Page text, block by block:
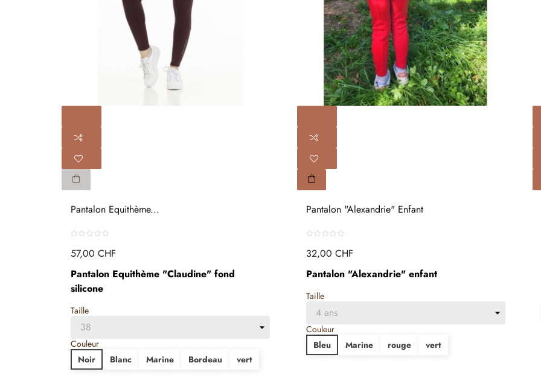
Pantalon Equithème...
57,00 CHF
Pantalon Equithème "Claudine" fond
silicone
Taille
Couleur
Noir
Blanc Marine Bordeau vert
Pantalon "Alexandrie" Enfant
32,00 CHF
Pantalon "Alexandrie" enfant
Taille
Couleur
Bleu
Marine rouge vert